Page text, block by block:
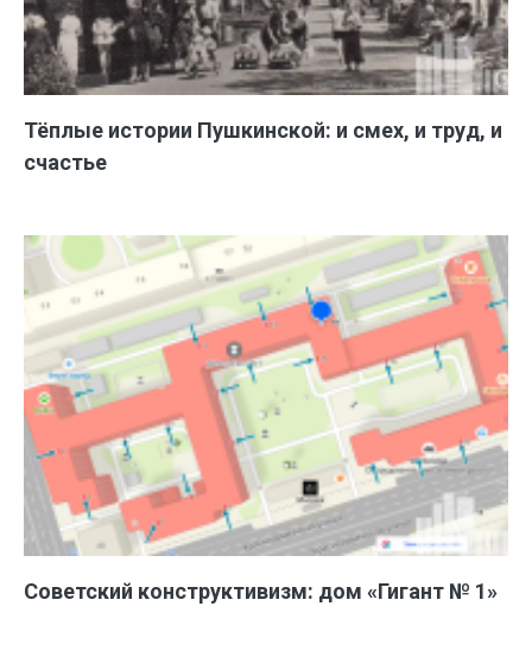
Тёплые истории Пушкинской: и смех, и труд, и
счастье
Советский конструктивизм: дом «Гигант № 1»